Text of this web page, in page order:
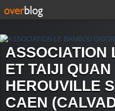
ASSOCIATION
ET TAIJI
HEROUVILLE
CAEN